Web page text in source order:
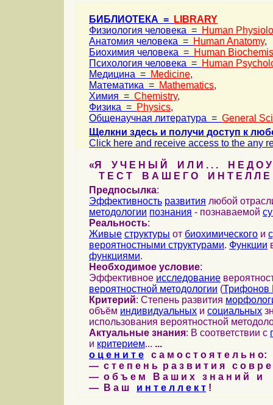
БИБЛИОТЕКА =
LIBRARY
Физиология человека = Human
Анатомия человека = Human Anatomy,
Биохимия человека = Human
Психология человека = Human
Медицина = Medicine,
Математика = Mathematics,
Химия = Chemistry,
Физика = Physics,
Общенаучная литература = General
Щелкни здесь и получи доступ к
Click here and receive access to the any
«Я У Ч Е Н Ы Й И Л И . . . Н Е Д О У
Т Е С Т В А Ш Е Г О И Н Т Е Л Л Е
Предпосылка:
Эффективность развития любой
методологии познания - познаваемой
Реальность:
Живые структуры от биохимического и
вероятностными структурами. Функции
функциями.
Необходимое условие:
Эффективное исследование
вероятностной методологии (Трифонов
Критерий: Степень развития
объём индивидуальных и социальных
использования вероятностной
Актуальные знания: В соответствии с
и критерием... ...
о ц е н и т е с а м о с т о я т е л ь н о:
— с т е п е н ь р а з в и т и я с о в р
— о б ъ е м В а ш и х з н а н и й и
— В а ш и н т е л л е к т !